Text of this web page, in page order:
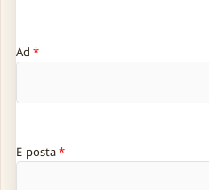
Ad *
E-posta*